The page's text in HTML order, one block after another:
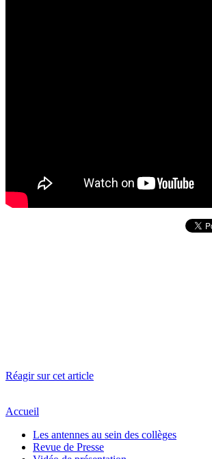
Réagir sur cet article
Accueil
Les antennes au sein des collèges
Revue de Presse